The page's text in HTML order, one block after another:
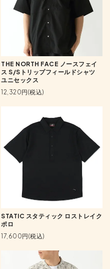
THE NORTH FACE ノースフェイ
ス S/Sトリップフィールドシャツ
ユニセックス
12,320円(税込)
STATIC スタティック ロストレイク
ポロ
17,600円(税込)